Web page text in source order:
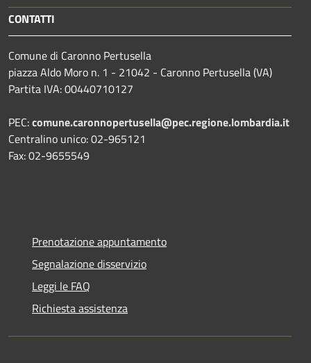
CONTATTI
Comune di Caronno Pertusella
piazza Aldo Moro n. 1 - 21042 - Caronno Pertusella (VA)
Partita IVA: 00440710127
PEC:comune.caronnopertusella@pec.regione.lombardia.it
Centralino unico: 02-965121
Fax: 02-9655549
Prenotazione appuntamento
Segnalazione disservizio
Leggi le FAQ
Richiesta assistenza